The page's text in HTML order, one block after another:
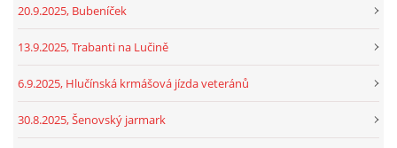
20.9.2025, Bubeníček
13.9.2025, Trabanti na Lučině
6.9.2025, Hlučínská krmášová jízda veteránů
30.8.2025, Šenovský jarmark